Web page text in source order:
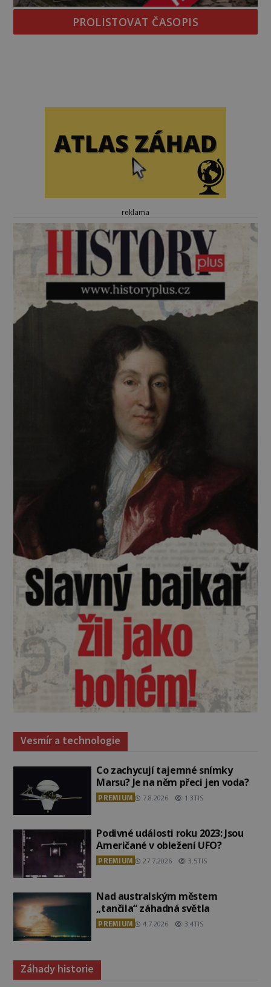
PROLISTOVAT ČASOPIS
reklama
Vesmír a technologie
Co zachycují tajemné snímky
Marsu? Je na něm přeci jen voda?
PREMIUM 7.8.2026 1.3TIS
Podivné události roku 2023: Jsou
Američané v obležení UFO?
PREMIUM 27.7.2026 3.5TIS
Nad australským městem
„tančila“ záhadná světla
PREMIUM 4.7.2026 3.4TIS
Záhady historie